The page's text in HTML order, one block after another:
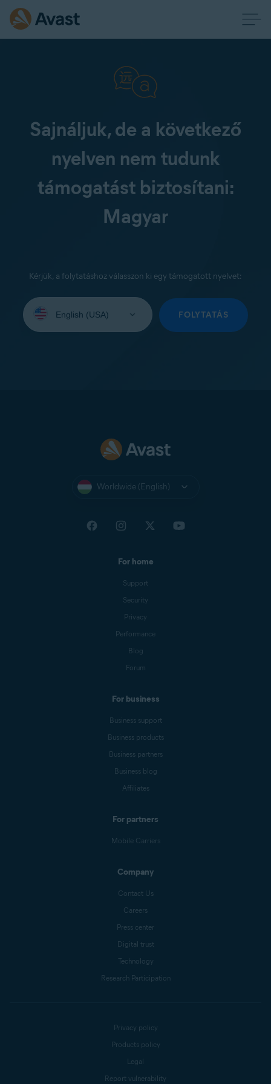
Sajnáljuk, de a következő
nyelven nem tudunk
támogatást biztosítani:
Magyar
Kérjük, a folytatáshoz válasszon ki egy támogatott nyelvet:
your
FOLYTATÁS
Worldwide (English)
For home
Support
Security
Privacy
Performance
Blog
Forum
For business
Business support
Business products
Business partners
Business blog
Affiliates
For partners
Mobile Carriers
Company
Contact Us
Careers
Press center
Digital trust
Technology
Research Participation
Privacy policy
Products policy
Legal
Report vulnerability